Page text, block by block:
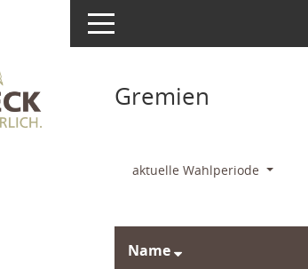
Toggle navigation
Gremien
aktuelle Wahlperiode
Name